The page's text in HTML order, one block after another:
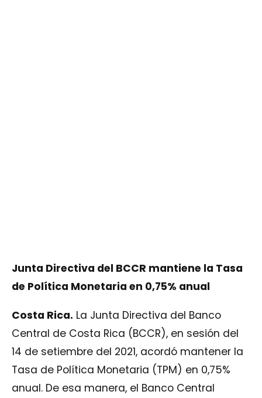
Junta Directiva del BCCR mantiene la Tasa
de Política Monetaria en 0,75% anual
Costa Rica. La Junta Directiva del Banco
Central de Costa Rica (BCCR), en sesión del
14 de setiembre del 2021, acordó mantener la
Tasa de Política Monetaria (TPM) en 0,75%
anual. De esa manera, el Banco Central